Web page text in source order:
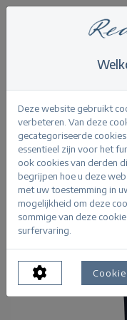
Never out of
Terug
Deze website gebruikt
verbeteren. Van deze
gecategoriseerde
essentieel zijn voor het
ook cookies van derden
begrijpen hoe u deze
met uw toestemming in
mogelijkheid om deze
sommige van deze
surfervaring.